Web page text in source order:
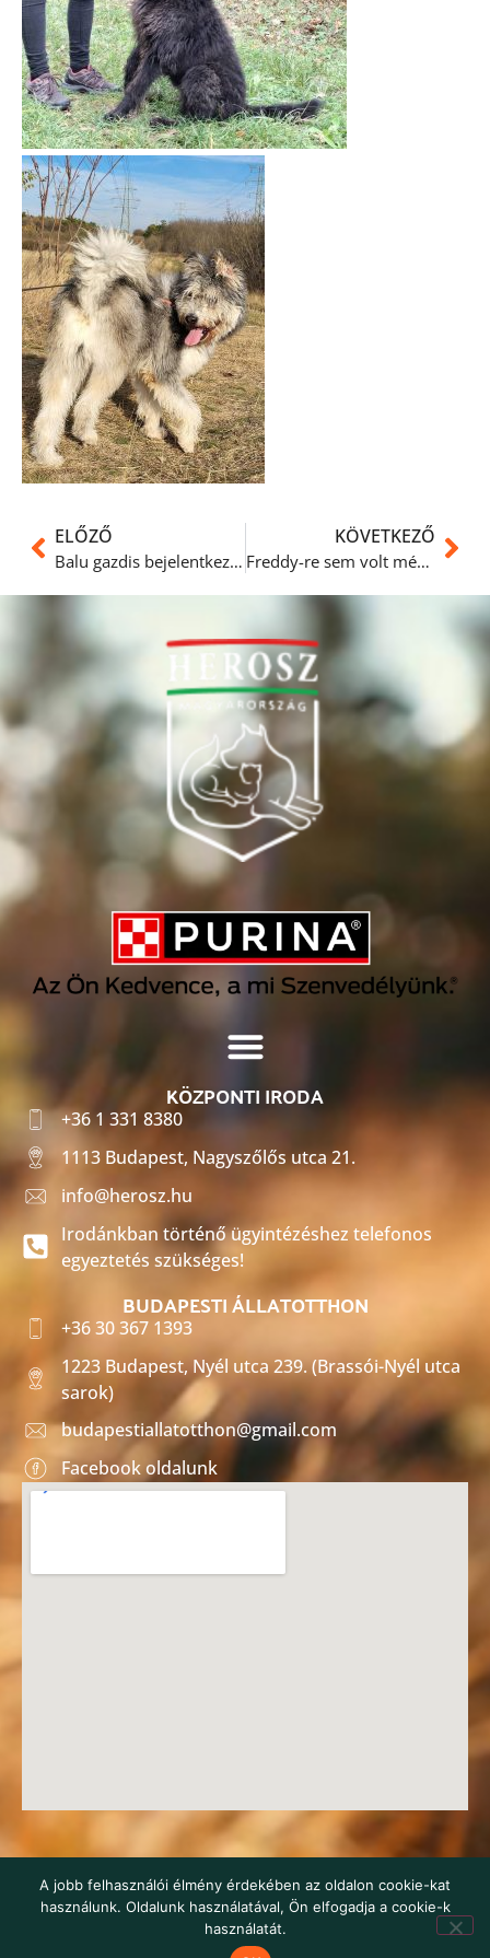
ELŐZŐ
Balu gazdis bejelentkezése
KÖVETKEZŐ
Freddy-re sem volt még érdeklődés eddig
KÖZPONTI IRODA
+36 1 331 8380
1113 Budapest, Nagyszőlős utca 21.
info@herosz.hu
Irodánkban történő ügyintézéshez telefonos
egyeztetés szükséges!
BUDAPESTI ÁLLATOTTHON
+36 30 367 1393
1223 Budapest, Nyél utca 239. (Brassói-Nyél utca
sarok)
budapestiallatotthon@gmail.com
Facebook oldalunk
és Természetvédő Egyesület
webstudio22
A jobb felhasználói élmény érdekében az oldalon cookie-kat
használunk. Oldalunk használatával, Ön elfogadja a cookie-k
használatát.